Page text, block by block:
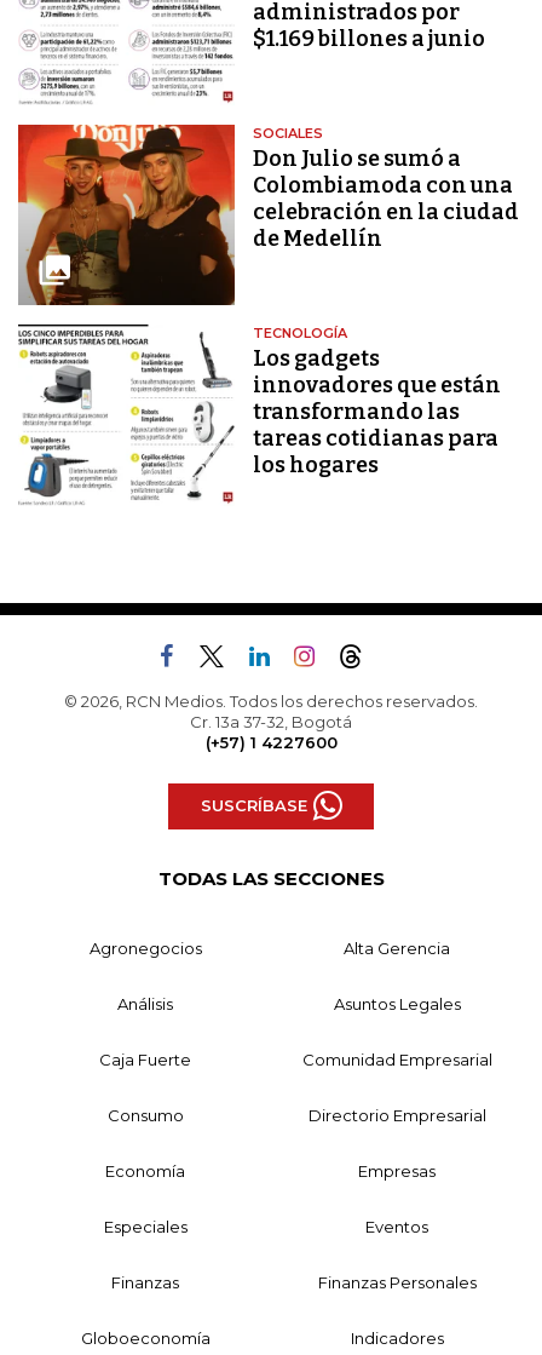
administrados por
$1.169 billones a junio
SOCIALES
Don Julio se sumó a
Colombiamoda con una
celebración en la ciudad
de Medellín
TECNOLOGÍA
Los gadgets
innovadores que están
transformando las
tareas cotidianas para
los hogares
© 2026, RCN Medios. Todos los derechos reservados.
Cr. 13a 37-32, Bogotá
(+57) 1 4227600
SUSCRÍBASE
TODAS LAS SECCIONES
Agronegocios Alta Gerencia
Análisis Asuntos Legales
Caja Fuerte Comunidad Empresarial
Consumo Directorio Empresarial
Economía Empresas
Especiales Eventos
Finanzas Finanzas Personales
Globoeconomía Indicadores